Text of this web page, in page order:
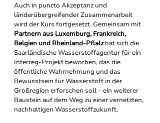
Auch in puncto Akzeptanz und
länderübergreifender Zusammenarbeit
wird der Kurs fortgesetzt. Gemeinsam mit
Partnern aus Luxemburg, Frankreich,
Belgien und Rheinland-Pflalz hat sich die
Saarländische Wasserstoffagentur für ein
Interreg-Projekt beworben, das die
öffentliche Wahrnehmung und das
Bewusstsein für Wasserstoff in der
Großregion erforschen soll – ein weiterer
Baustein auf dem Weg zu einer vernetzten,
nachhaltigen Wasserstoffzukunft.